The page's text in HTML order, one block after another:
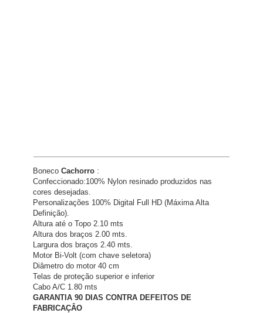
Boneco Cachorro :
Confeccionado:100% Nylon resinado produzidos nas
cores desejadas.
Personalizações 100% Digital Full HD (Máxima Alta
Definição).
Altura até o Topo 2.10 mts
Altura dos braços 2.00 mts.
Largura dos braços 2.40 mts.
Motor Bi-Volt (com chave seletora)
Diâmetro do motor 40 cm
Telas de proteção superior e inferior
Cabo A/C 1.80 mts
GARANTIA 90 DIAS CONTRA DEFEITOS DE
FABRICAÇÂO